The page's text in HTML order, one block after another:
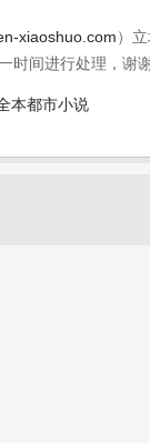
xiaoshuo.com）立
时间进行处理，谢谢
本都市小说